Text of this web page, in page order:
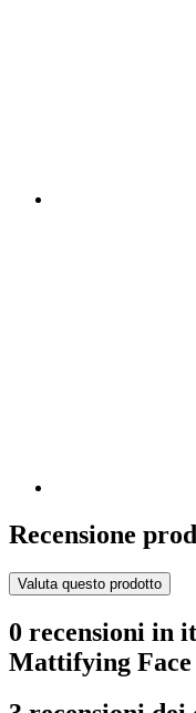
Recensione
Valuta questo prodotto
0 recensioni in
Mattifying